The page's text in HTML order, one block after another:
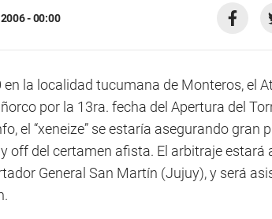
- 00:00
en la localidad tucumana de Monteros, el
por la 13ra. fecha del Apertura del
el “xeneize” se estaría asegurando gran
off del certamen afista. El arbitraje estará
General San Martín (Jujuy), y será